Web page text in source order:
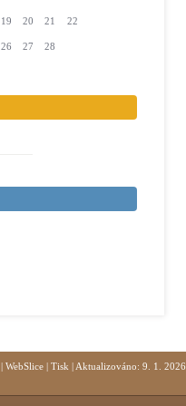
19 20 21 22
26 27 28
| WebSlice | Tisk | Aktualizováno: 9. 1. 2026